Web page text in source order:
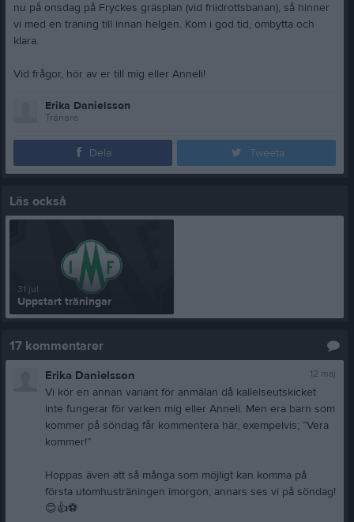
nu på onsdag på Fryckes gräsplan (vid friidrottsbanan), så hinner
vi med en träning till innan helgen. Kom i god tid, ombytta och
klara.
Vid frågor, hör av er till mig eller Anneli!
Erika Danielsson
Tränare
Dela Tweeta
Läs också
31 jul
Uppstart träningar
17 kommentarer
12 maj
Erika Danielsson
Vi kör en annan variant för anmälan då kallelseutskicket
inte fungerar för varken mig eller Anneli. Men era barn som
kommer på söndag får kommentera här, exempelvis; ”Vera
kommer!”
Hoppas även att så många som möjligt kan komma på
första utomhusträningen imorgon, annars ses vi på söndag!
😊👍⚽